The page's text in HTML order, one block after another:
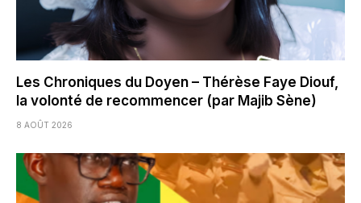
Les Chroniques du Doyen – Thérèse Faye Diouf,
la volonté de recommencer (par Majib Sène)
8 AOÛT 2026